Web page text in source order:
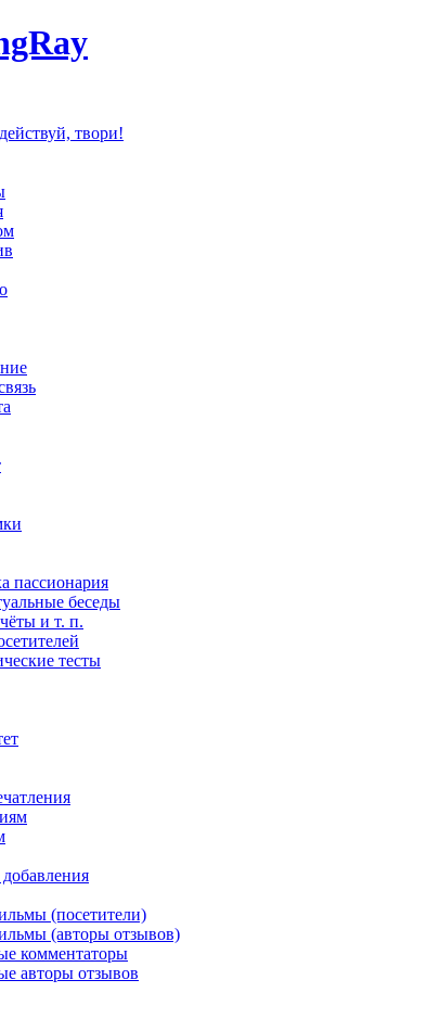
твори!
пассионария
беседы
и т. п.
тесты
(посетители)
(авторы отзывов)
комментаторы
авторы отзывов